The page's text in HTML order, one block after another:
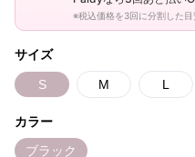
※税込価格を3回に分割した
サイズ
S M L
カラー
ブラック